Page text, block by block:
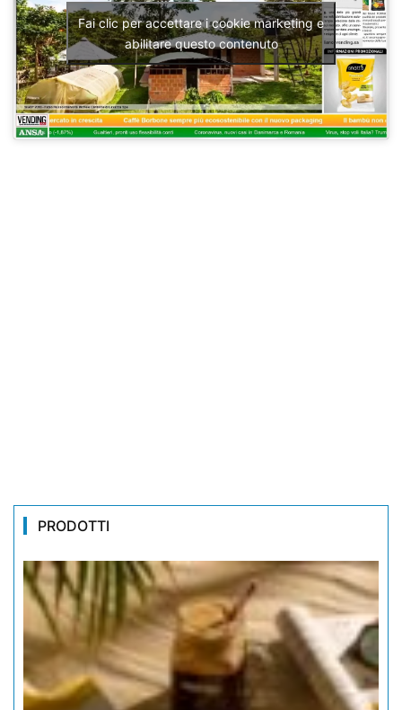
Fai clic per accettare i cookie marketing e
abilitare questo contenuto
PRODOTTI